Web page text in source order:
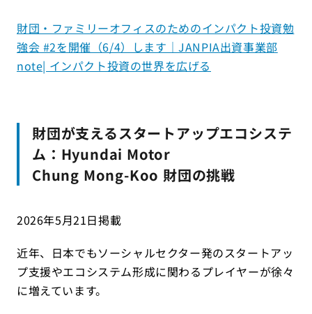
財団・ファミリーオフィスのためのインパクト投資勉
強会 #2を開催（6/4）します｜JANPIA出資事業部
note| インパクト投資の世界を広げる
財団が支えるスタートアップエコシステ
ム：Hyundai Motor
Chung Mong-Koo 財団の挑戦
2026年5月21日掲載
近年、日本でもソーシャルセクター発のスタートアッ
プ支援やエコシステム形成に関わるプレイヤーが徐々
に増えています。